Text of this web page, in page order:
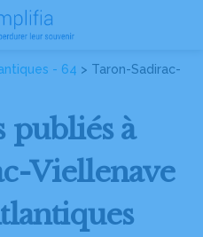
- 64 > Taron-Sadirac-
publiés à
Viellenave